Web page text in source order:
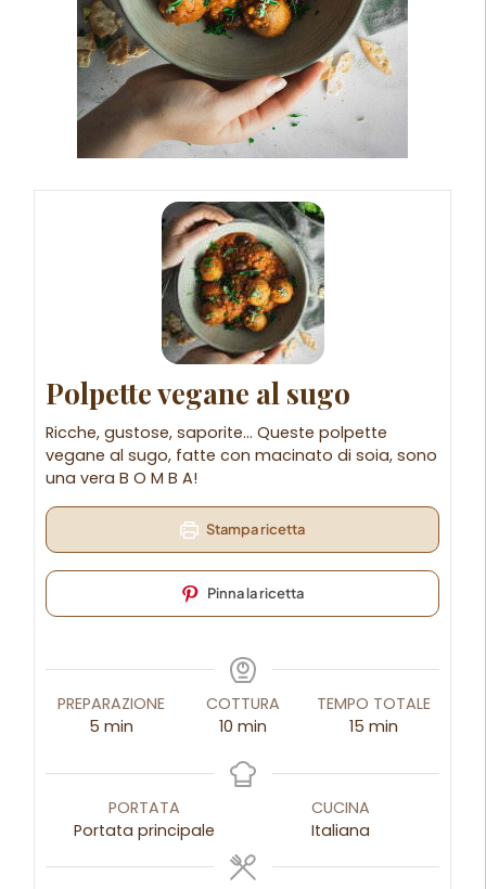
Polpette vegane al sugo
Ricche, gustose, saporite… Queste polpette
vegane al sugo, fatte con macinato di soia, sono
una vera B O M B A!
Stampa ricetta
Pinna la ricetta
PREPARAZIONE
5 min
COTTURA
10 min
TEMPO TOTALE
15 min
PORTATA
Portata principale
CUCINA
Italiana